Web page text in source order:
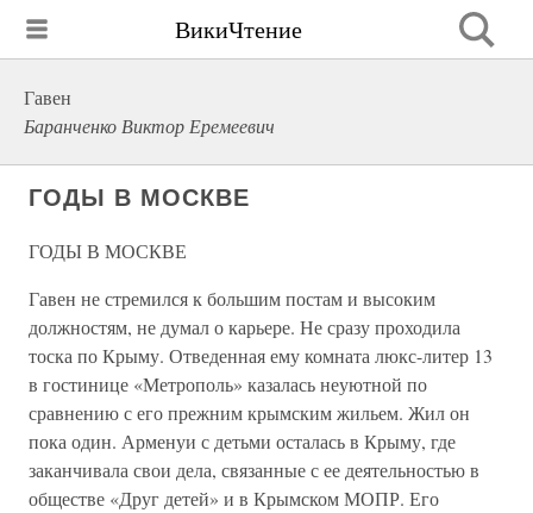
ВикиЧтение
Гавен
Баранченко Виктор Еремеевич
ГОДЫ В МОСКВЕ
ГОДЫ В МОСКВЕ
Гавен не стремился к большим постам и высоким
должностям, не думал о карьере. Не сразу проходила
тоска по Крыму. Отведенная ему комната люкс-литер 13
в гостинице «Метрополь» казалась неуютной по
сравнению с его прежним крымским жильем. Жил он
пока один. Арменуи с детьми осталась в Крыму, где
заканчивала свои дела, связанные с ее деятельностью в
обществе «Друг детей» и в Крымском МОПР. Его